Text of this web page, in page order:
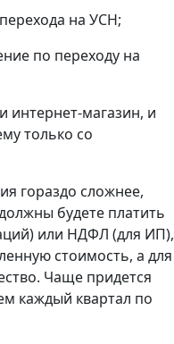
на УСН;
по переходу на
магазин, и
только со
гораздо сложнее,
будете платить
или НДФЛ (для ИП),
стоимость, а для
Чаще придется
каждый квартал по